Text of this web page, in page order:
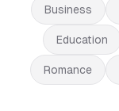
Business
Education
Romance